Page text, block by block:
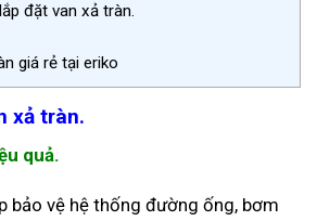
đặt van xả tràn.
giá rẻ tại eriko
xả tràn.
quả.
bảo vệ hệ thống đường ống, bơm